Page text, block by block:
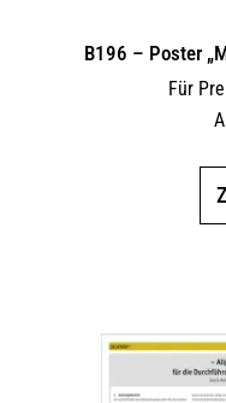
B196 – Poster
Für